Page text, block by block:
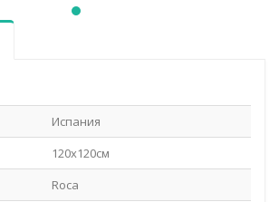
Испания
120х120см
Roca